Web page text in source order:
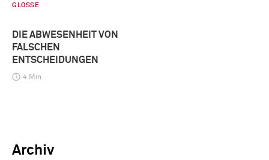
GLOSSE
DIE ABWESENHEIT VON
FALSCHEN
ENTSCHEIDUNGEN
4 Min
Archiv